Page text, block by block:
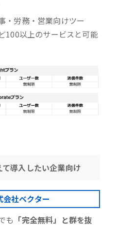
・労務・営業向けツー
100以上のサービスと可能
導入したい企業向け
社ベクター
も 「完全無料」と群を抜